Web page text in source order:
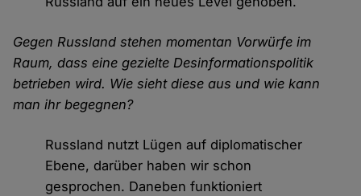
Gegen Russland stehen momentan Vorwürfe im
Raum, dass eine gezielte Desinformationspolitik
betrieben wird. Wie sieht diese aus und wie kann
man ihr begegnen?
Russland nutzt Lügen auf diplomatischer
Ebene, darüber haben wir schon
gesprochen. Daneben funktioniert